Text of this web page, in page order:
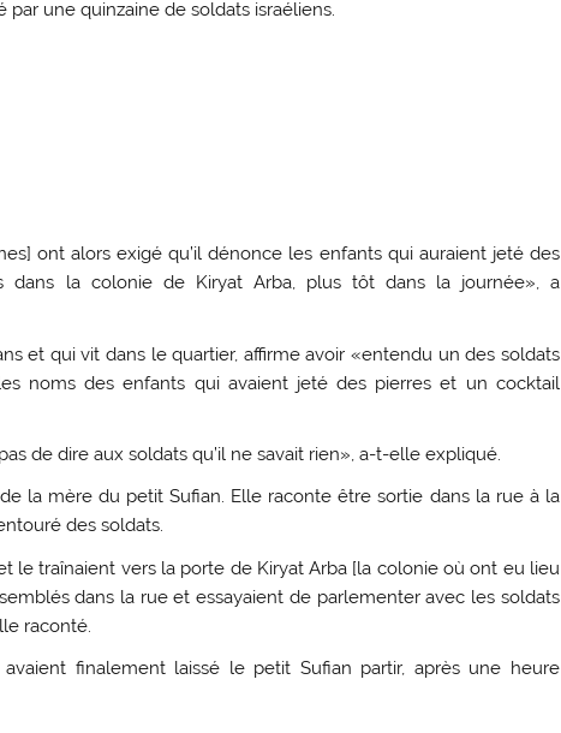
par une quinzaine de soldats israéliens.
ont alors exigé qu’il dénonce les enfants qui auraient jeté des
dans la colonie de Kiryat Arba, plus tôt dans la journée», a
et qui vit dans le quartier, affirme avoir «entendu un des soldats
noms des enfants qui avaient jeté des pierres et un cocktail
de dire aux soldats qu’il ne savait rien», a-t-elle expliqué.
la mère du petit Sufian. Elle raconte être sortie dans la rue à la
des soldats.
le traînaient vers la porte de Kiryat Arba [la colonie où ont eu lieu
dans la rue et essayaient de parlementer avec les soldats
raconté.
finalement laissé le petit Sufian partir, après une heure